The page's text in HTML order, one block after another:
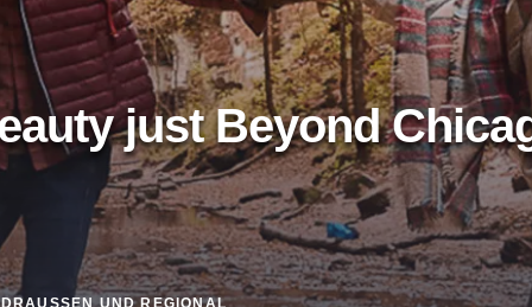
just Beyond
DRAUSSEN UND REGIONAL